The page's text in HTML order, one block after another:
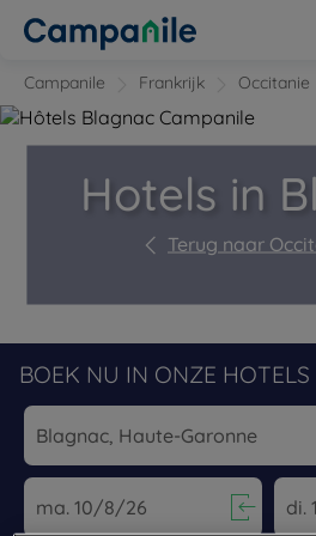
Campanile Frankrijk Occitanie
Hotels in
Terug naar
BOEK NU IN ONZE HOTELS